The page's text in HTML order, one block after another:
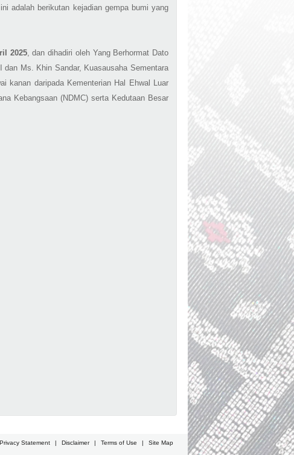
adalah berikutan kejadian gempa bumi yang
2025, dan dihadiri oleh Yang Berhormat Dato
Ms. Khin Sandar, Kuasausaha Sementara
kanan daripada Kementerian Hal Ehwal Luar
Kebangsaan (NDMC) serta Kedutaan Besar
Privacy Statement | Disclaimer | Terms of Use | Site Map